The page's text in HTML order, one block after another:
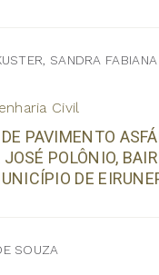
SANDRA
Civil
PAVIMENTO
POLÔNIO,
DE
SOUZA